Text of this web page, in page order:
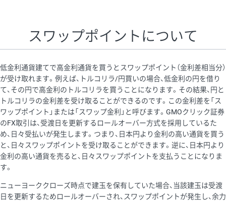
スワップポイントについて
低金利通貨建てで高金利通貨を買うとスワップポイント（金利差相当分）
が受け取れます。例えば、トルコリラ/円買いの場合、低金利の円を借り
て、その円で高金利のトルコリラを買うことになります。その結果、円と
トルコリラの金利差を受け取ることができるのです。この金利差を「ス
ワップポイント」または「スワップ金利」と呼びます。GMOクリック証券
のFX取引は、受渡日を更新するロールオーバー方式を採用しているた
め、日々受払いが発生します。つまり、日本円より金利の高い通貨を買う
と、日々スワップポイントを受け取ることができます。逆に、日本円より
金利の高い通貨を売ると、日々スワップポイントを支払うことになりま
す。
ニューヨーククローズ時点で建玉を保有していた場合、当該建玉は受渡
日を更新するためロールオーバーされ、スワップポイントが発生し、余力